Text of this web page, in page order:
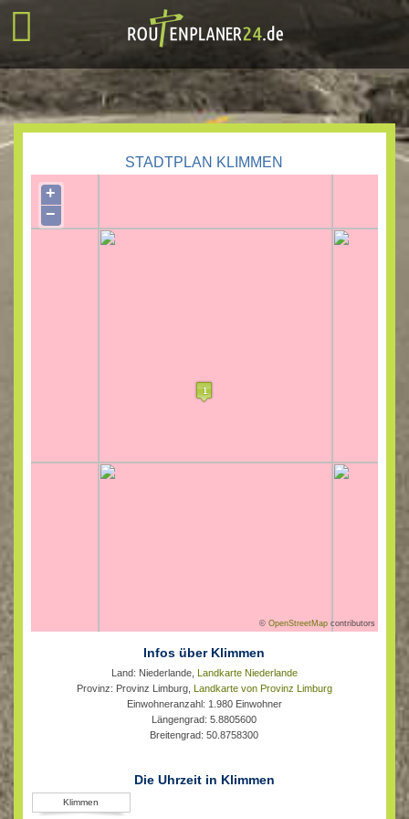
STADTPLAN KLIMMEN
+
−
©OpenStreetMap contributors
Infos über Klimmen
Land: Niederlande, Landkarte Niederlande
Provinz: Provinz Limburg, Landkarte von Provinz Limburg
Einwohneranzahl: 1.980 Einwohner
Längengrad: 5.8805600
Breitengrad: 50.8758300
Die Uhrzeit in Klimmen
Klimmen